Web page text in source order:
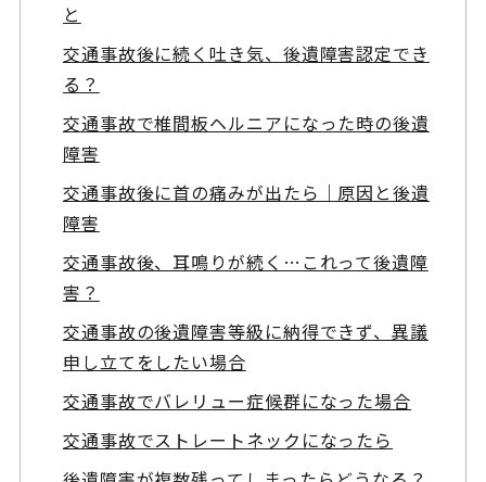
と
交通事故後に続く吐き気、後遺障害認定でき
る？
交通事故で椎間板ヘルニアになった時の後遺
障害
交通事故後に首の痛みが出たら｜原因と後遺
障害
交通事故後、耳鳴りが続く…これって後遺障
害？
交通事故の後遺障害等級に納得できず、異議
申し立てをしたい場合
交通事故でバレリュー症候群になった場合
交通事故でストレートネックになったら